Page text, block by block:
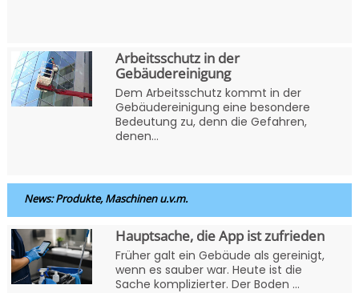
Arbeitsschutz in der
Gebäudereinigung
Dem Arbeitsschutz kommt in der
Gebäudereinigung eine besondere
Bedeutung zu, denn die Gefahren,
denen...
News: Produkte, Maschinen u.v.m.
Hauptsache, die App ist zufrieden
Früher galt ein Gebäude als gereinigt,
wenn es sauber war. Heute ist die
Sache komplizierter. Der Boden ...